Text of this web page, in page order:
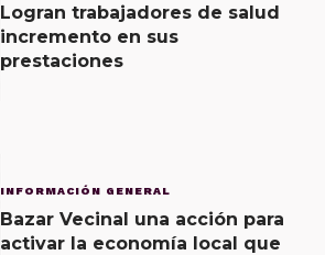
Logran trabajadores de salud
incremento en sus
prestaciones
INFORMACIÓN GENERAL
Bazar Vecinal una acción para
activar la economía local que